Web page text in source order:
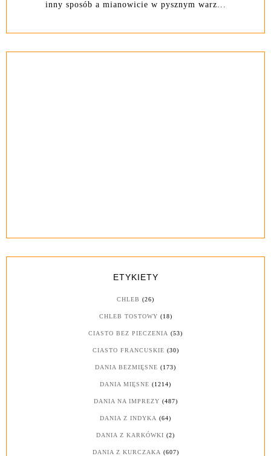
inny sposób a mianowicie w pysznym warz...
ETYKIETY
CHLEB (26)
CHLEB TOSTOWY (18)
CIASTO BEZ PIECZENIA (53)
CIASTO FRANCUSKIE (30)
DANIA BEZMIĘSNE (173)
DANIA MIĘSNE (1214)
DANIA NA IMPREZY (487)
DANIA Z INDYKA (64)
DANIA Z KARKÓWKI (2)
DANIA Z KURCZAKA (607)